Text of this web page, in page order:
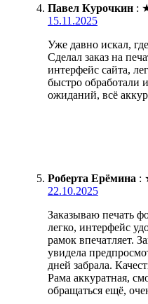
Павел Курочкин :
15.11.2025
Уже давно искал,
Сделал заказ на
интерфейс сайта,
быстро обработали
ожиданий, всё
Роберта Ерёмина :
22.10.2025
Заказываю печать
легко, интерфейс
рамок впечатляет.
увидела
дней забрала.
Рама аккуратная,
обращаться ещё,